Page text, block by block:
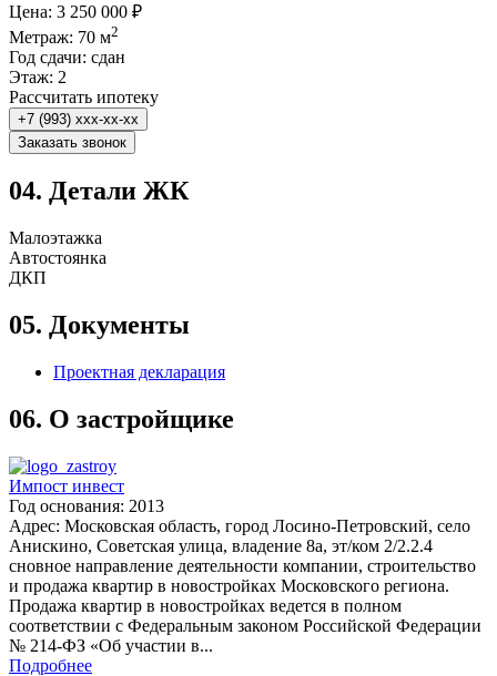
Цена: 3 250 000 ₽
Метраж: 70 м2
Год сдачи: сдан
Этаж: 2
Рассчитать ипотеку
+7 (993) xxx-xx-xx
Заказать звонок
04. Детали ЖК
Малоэтажка
Автостоянка
ДКП
05. Документы
Проектная декларация
06. О застройщике
Импост инвест
Год основания: 2013
Адрес: Московская область, город Лосино-Петровский, село
Анискино, Советская улица, владение 8а, эт/ком 2/2.2.4
сновное направление деятельности компании, строительство
и продажа квартир в новостройках Московского региона.
Продажа квартир в новостройках ведется в полном
соответствии с Федеральным законом Российской Федерации
№ 214-ФЗ «Об участии в...
Подробнее